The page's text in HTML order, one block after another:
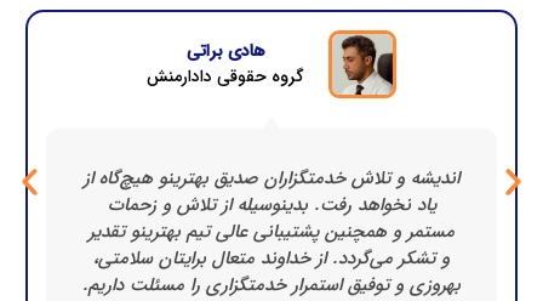
از بهترینو سپاسگزاریم که باعث شد تعداد
مشتری‌های سالن دریم به شکل چشمگیری افزایش
یابد. در دنیای امروز که وقت طلاست، بهترینو این
امکان را فراهم کرده تا افراد بتوانند در کمتر از چند
دقیقه نزدیک‌ترین و بهترین کسب‌وکارها را پیدا کنند.
کارمن ایوزی
سالن زیبایی دریم